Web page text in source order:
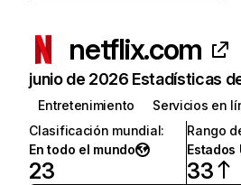
netflix.com
junio de 2026 Estadísticas
Entretenimiento
Servicios en
Clasificación mundial:
En todo el mundo
23
Rango
Estados
33